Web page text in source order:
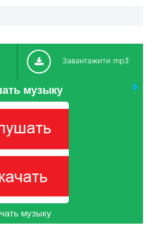
Завантажити mp3
музыку
музыку